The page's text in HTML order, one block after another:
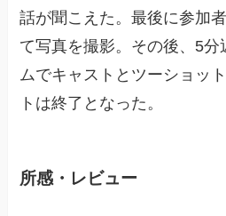
話が聞こえた。最後に参加
て写真を撮影。その後、5分
ムでキャストとツーショッ
トは終了となった。
所感・レビュー